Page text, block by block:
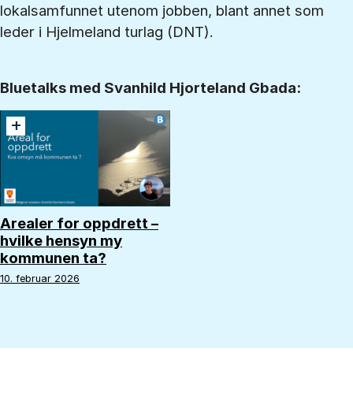
lokalsamfunnet utenom jobben, blant annet som
leder i Hjelmeland turlag (DNT).
Bluetalks med Svanhild Hjorteland Gbada:
+
Arealer for oppdrett –
hvilke hensyn my
kommunen ta?
10. februar 2026